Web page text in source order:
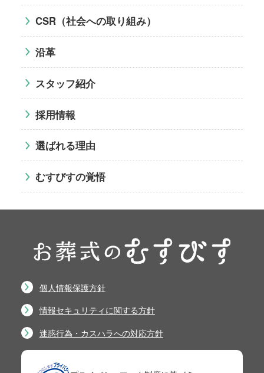
CSR（社会への取り組み）
沿革
スタッフ紹介
採用情報
選ばれる理由
むすびすの覚悟
個人情報保護方針
情報セキュリティに関する方針
迷惑行為・カスハラへの対応方針